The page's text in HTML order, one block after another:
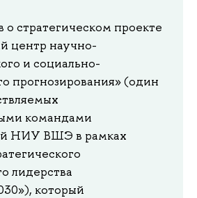
о стратегическом проекте
центр научно-
и социально-
прогнозирования» (один
командами
НИУ ВШЭ в рамках
лидерства
который